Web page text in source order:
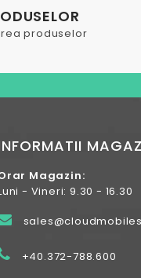
produselor
Magazin:
- Vineri: 9.30 - 16.30
+40.372-788.600